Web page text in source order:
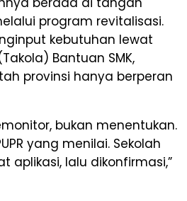
program revitalisasi.
kebutuhan lewat
Bantuan SMK,
provinsi hanya berperan
bukan menentukan.
yang menilai. Sekolah
aplikasi, lalu dikonfirmasi,”